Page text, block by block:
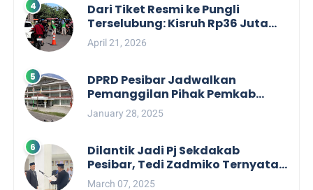
Dari Tiket Resmi ke Pungli
Terselubung: Kisruh Rp36 Juta
Pengelolaan Tiket Pantai
Labuhan Jukung
April 21, 2026
DPRD Pesibar Jadwalkan
Pemanggilan Pihak Pemkab
Terkait Nasib dan Status TKD di
Tahun 2025
January 28, 2025
Dilantik Jadi Pj Sekdakab
Pesibar, Tedi Zadmiko Ternyata
Punya Rekam Jejak Gemilang
March 07, 2025